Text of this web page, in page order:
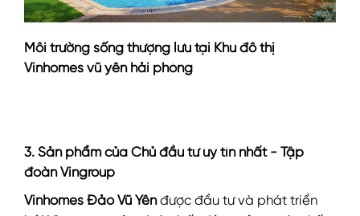
Môi trường sống thượng lưu tại Khu đô thị
Vinhomes vũ yên hải phòng
3. Sản phẩm của Chủ đầu tư uy tín nhất - Tập
đoàn Vingroup
Vinhomes Đảo Vũ Yênđược đầu tư và phát triển